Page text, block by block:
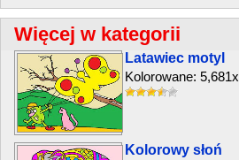
Więcej w kategorii
Latawiec motyl
Kolorowane: 5,681x
Kolorowy słoń